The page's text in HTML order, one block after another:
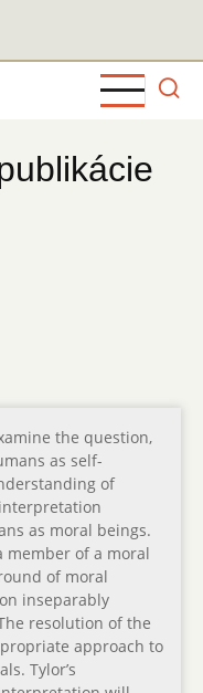
the question,
as self-
of
as moral beings.
member of a moral
of moral
inseparably
resolution of the
approach to
Tylor’s